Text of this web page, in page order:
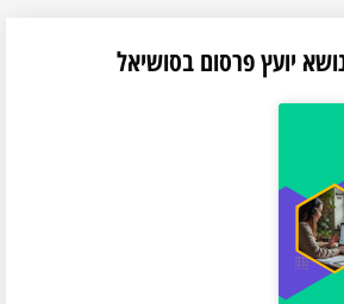
יועץ פרסום בסושיאל